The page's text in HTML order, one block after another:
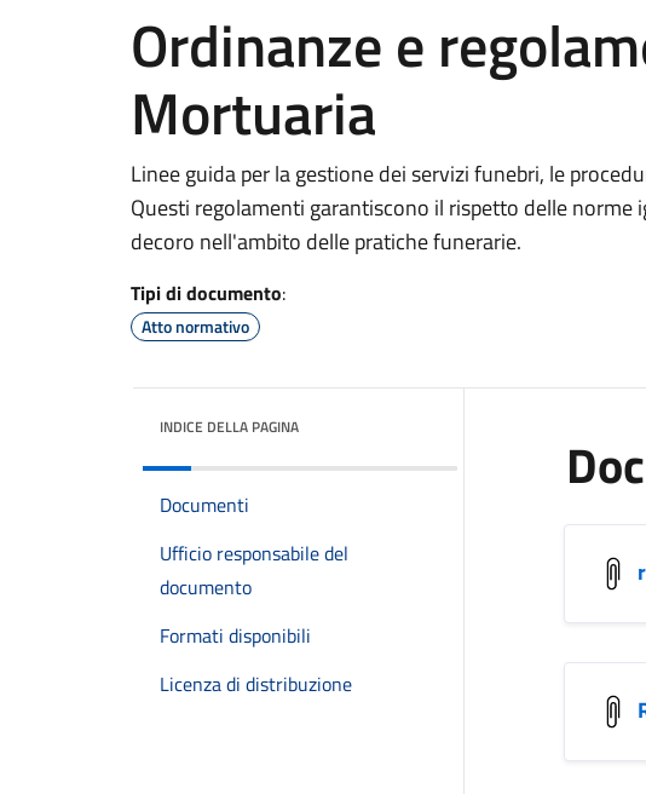
Ordinanze e
Mortuaria
Linee guida per la gestione dei servizi funebri, le
Questi regolamenti garantiscono il rispetto delle norme
decoro nell'ambito delle pratiche funerarie.
Tipi di documento:
Atto normativo
INDICE DELLA PAGINA
Documenti
Ufficio responsabile del
documento
Formati disponibili
Licenza di distribuzione